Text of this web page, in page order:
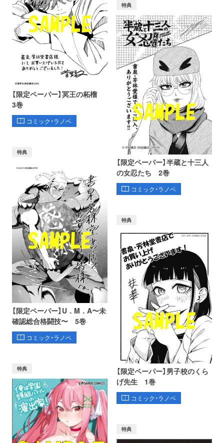
【限定ペーパー】冥王の柘榴
3巻
コミック・ラノベ
特典
【限定ペーパー】半蔵と十三人
の女忍たち 2巻
コミック・ラノベ
特典
【限定ペーパー】U．M．A〜未
確認総合格闘技〜 5巻
コミック・ラノベ
特典
【限定ペーパー】男子校のくら
げ先生 1巻
コミック・ラノベ
特典
特典